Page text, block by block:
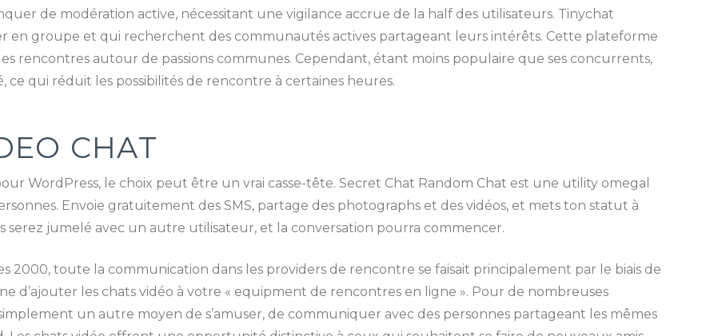
de modération active, nécessitant une vigilance accrue de la half des utilisateurs. Tinychat
en groupe et qui recherchent des communautés actives partageant leurs intérêts. Cette plateforme
rencontres autour de passions communes. Cependant, étant moins populaire que ses concurrents,
qui réduit les possibilités de rencontre à certaines heures.
CHAT
WordPress, le choix peut être un vrai casse-tête. Secret Chat Random Chat est une utility omegal
Envoie gratuitement des SMS, partage des photographs et des vidéos, et mets ton statut à
serez jumelé avec un autre utilisateur, et la conversation pourra commencer.
2000, toute la communication dans les providers de rencontre se faisait principalement par le biais de
d’ajouter les chats vidéo à votre « equipment de rencontres en ligne ». Pour de nombreuses
un autre moyen de s’amuser, de communiquer avec des personnes partageant les mêmes